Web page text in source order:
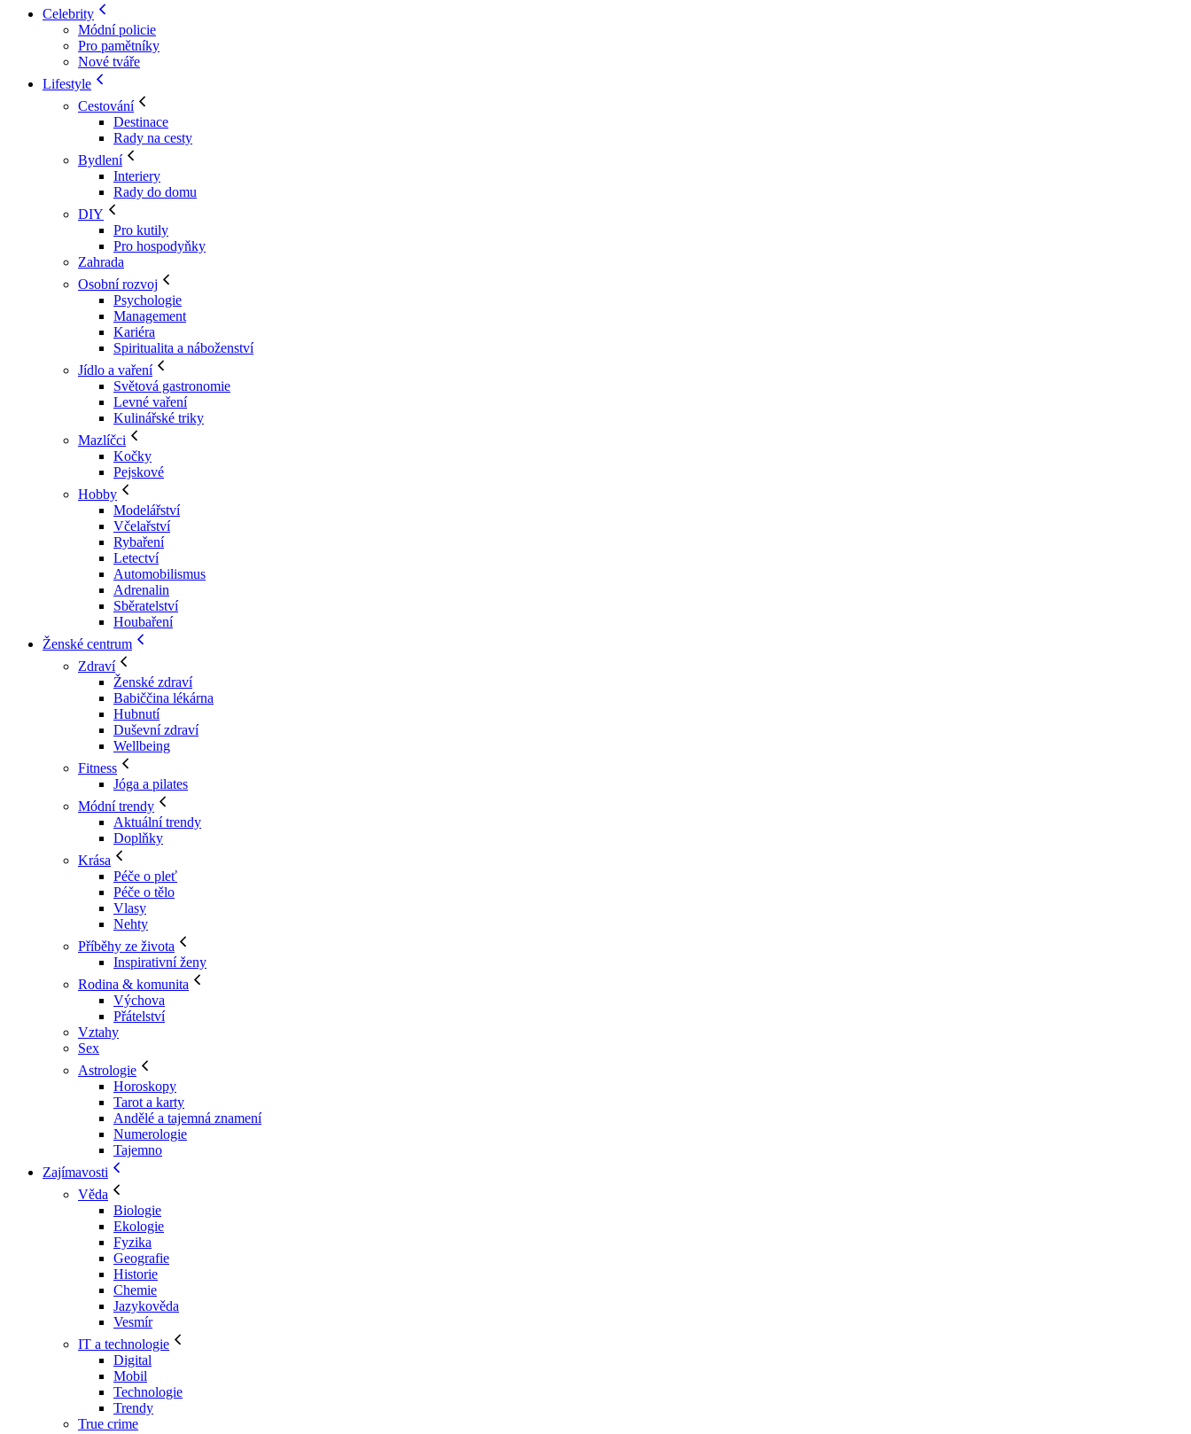
Celebrity
Módní policie
Pro pamětníky
Nové tváře
Lifestyle
Cestování
Destinace
Rady na cesty
Bydlení
Interiery
Rady do domu
DIY
Pro kutily
Pro hospodyňky
Zahrada
Osobní rozvoj
Psychologie
Management
Kariéra
Spiritualita a náboženství
Jídlo a vaření
Světová gastronomie
Levné vaření
Kulinářské triky
Mazlíčci
Kočky
Pejskové
Hobby
Modelářství
Včelařství
Rybaření
Letectví
Automobilismus
Adrenalin
Sběratelství
Houbaření
Ženské centrum
Zdraví
Ženské zdraví
Babiččina lékárna
Hubnutí
Duševní zdraví
Wellbeing
Fitness
Jóga a pilates
Módní trendy
Aktuální trendy
Doplňky
Krása
Péče o pleť
Péče o tělo
Vlasy
Nehty
Příběhy ze života
Inspirativní ženy
Rodina & komunita
Výchova
Přátelství
Vztahy
Sex
Astrologie
Horoskopy
Tarot a karty
Andělé a tajemná znamení
Numerologie
Tajemno
Zajímavosti
Věda
Biologie
Ekologie
Fyzika
Geografie
Historie
Chemie
Jazykověda
Vesmír
IT a technologie
Digital
Mobil
Technologie
Trendy
True crime